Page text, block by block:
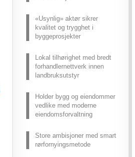
«Usynlig» aktør sikrer
kvalitet og trygghet i
byggeprosjekter
Lokal tilhørighet med bredt
forhandlernettverk innen
landbruksutstyr
Holder bygg og eiendommer
vedlike med moderne
eiendomsforvaltning
Store ambisjoner med smart
rørfornyingsmetode